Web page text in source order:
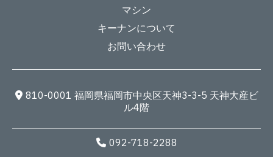
マシン
キーナンについて
お問い合わせ
810-0001 福岡県福岡市中央区天神3-3-5 天神大産ビ
ル4階
092-718-2288